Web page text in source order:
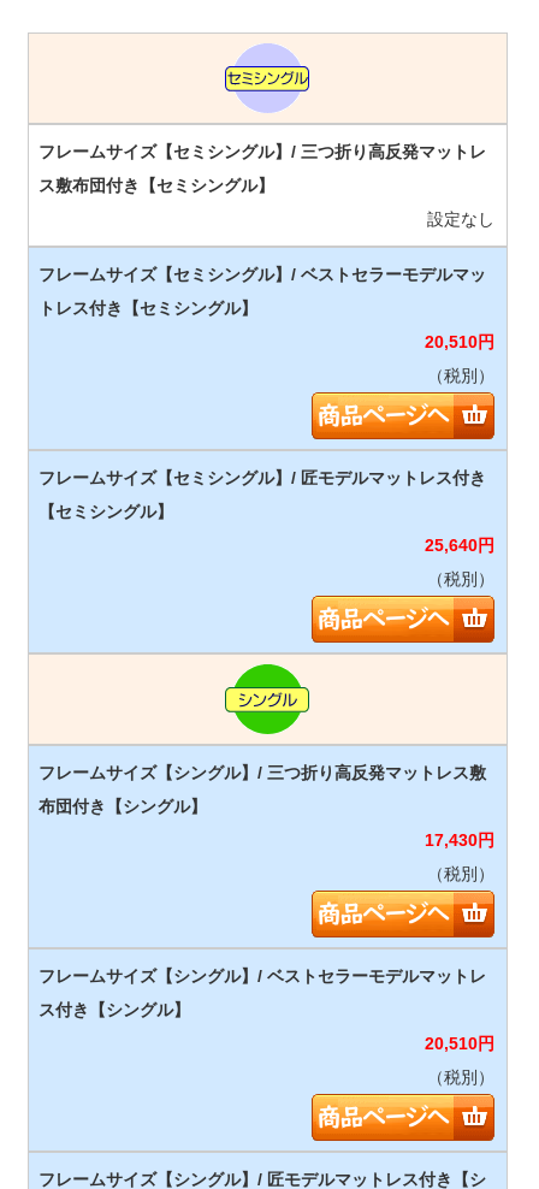
設定なし
20,510円
（税別）
25,640円
（税別）
17,430円
（税別）
20,510円
（税別）